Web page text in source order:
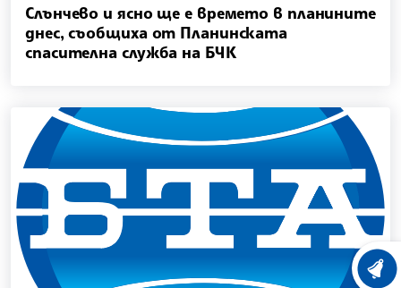
Слънчево и ясно ще е времето в планините
днес, съобщиха от Планинската
спасителна служба на БЧК